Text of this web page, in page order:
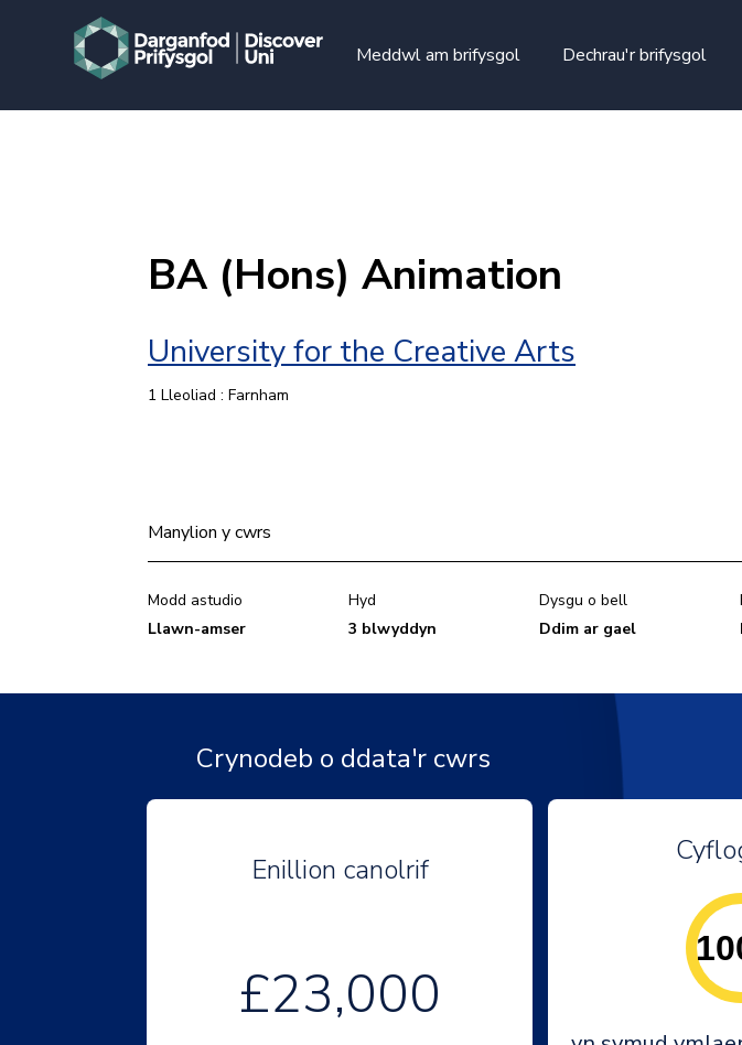
Meddwl am brifysgol
Dechrau'r brifysgol
BA (Hons) Animation
University for the Creative Arts
1 Lleoliad : Farnham
Manylion y cwrs
Modd astudio
Llawn-amser
Hyd
3 blwyddyn
Dysgu o bell
Ddim ar gael
Crynodeb o ddata'r cwrs
Enillion canolrif
£23,000